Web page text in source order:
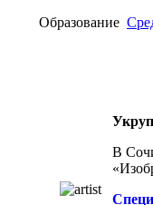
Образование
В